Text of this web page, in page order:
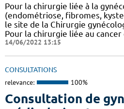
Pour la chirurgie liée à la
(endométriose, fibromes,
le site de la Chirurgie
Pour la chirurgie liée au cancer
14/06/2022 13:15
CONSULTATIONS
relevance: 100%
Consultation de